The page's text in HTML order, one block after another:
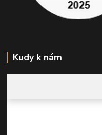
Kudy k nám